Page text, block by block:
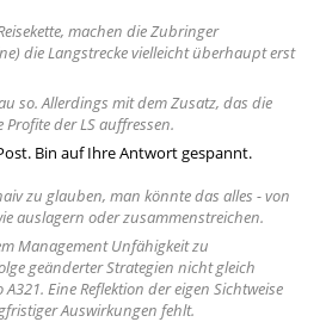
machen die Zubringer
die Langstrecke vielleicht überhaupt erst
so. Allerdings mit dem Zusatz, das die
der LS auffressen.
Bin auf Ihre Antwort gespannt.
zu glauben, man könnte das alles - von
auslagern oder zusammenstreichen.
Management Unfähigkeit zu
geänderter Strategien nicht gleich
Eine Reflektion der eigen Sichtweise
Auswirkungen fehlt.